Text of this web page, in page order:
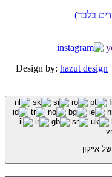
Design by: hazut design